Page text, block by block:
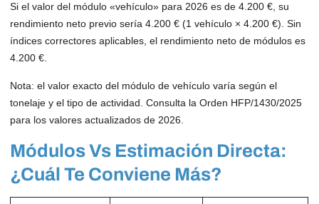
Si el valor del módulo «vehículo» para 2026 es de 4.200 €, su
rendimiento neto previo sería 4.200 € (1 vehículo × 4.200 €). Sin
índices correctores aplicables, el rendimiento neto de módulos es
4.200 €.
Nota: el valor exacto del módulo de vehículo varía según el
tonelaje y el tipo de actividad. Consulta la Orden HFP/1430/2025
para los valores actualizados de 2026.
Módulos Vs Estimación Directa:
¿cuál Te Conviene Más?